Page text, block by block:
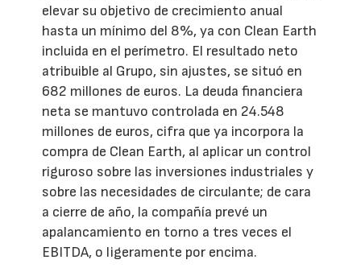
elevar su objetivo de crecimiento anual
hasta un mínimo del 8%, ya con Clean Earth
incluida en el perímetro. El resultado neto
atribuible al Grupo, sin ajustes, se situó en
682 millones de euros. La deuda financiera
neta se mantuvo controlada en 24.548
millones de euros, cifra que ya incorpora la
compra de Clean Earth, al aplicar un control
riguroso sobre las inversiones industriales y
sobre las necesidades de circulante; de cara
a cierre de año, la compañía prevé un
apalancamiento en torno a tres veces el
EBITDA, o ligeramente por encima.